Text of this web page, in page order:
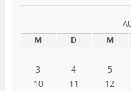
M D M
3
4 5
10
11 12